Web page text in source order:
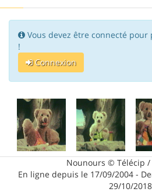
Vous devez être connecté
!
Connexion
Nounours © Télécip /
En ligne depuis le 17/09/2004 -
29/10/2018